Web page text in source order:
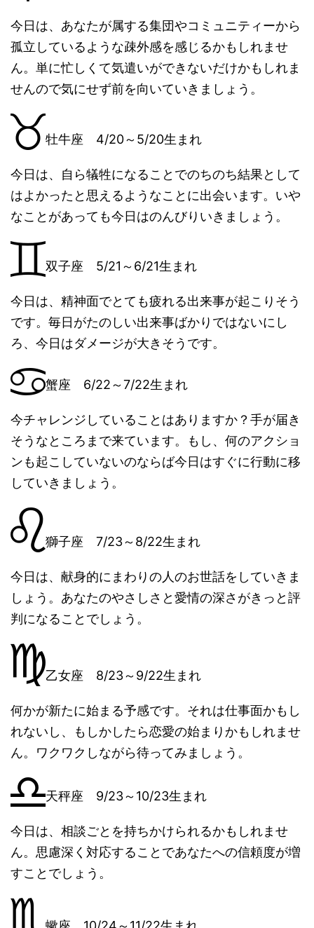
今日は、あなたが属する集団やコミュニティーから
孤立しているような疎外感を感じるかもしれませ
ん。単に忙しくて気遣いができないだけかもしれま
せんので気にせず前を向いていきましょう。
牡牛座 4/20～5/20生まれ
今日は、自ら犠牲になることでのちのち結果として
はよかったと思えるようなことに出会います。いや
なことがあっても今日はのんびりいきましょう。
双子座 5/21～6/21生まれ
今日は、精神面でとても疲れる出来事が起こりそう
です。毎日がたのしい出来事ばかりではないにし
ろ、今日はダメージが大きそうです。
蟹座 6/22～7/22生まれ
今チャレンジしていることはありますか？手が届き
そうなところまで来ています。もし、何のアクショ
ンも起こしていないのならば今日はすぐに行動に移
していきましょう。
獅子座 7/23～8/22生まれ
今日は、献身的にまわりの人のお世話をしていきま
しょう。あなたのやさしさと愛情の深さがきっと評
判になることでしょう。
乙女座 8/23～9/22生まれ
何かが新たに始まる予感です。それは仕事面かもし
れないし、もしかしたら恋愛の始まりかもしれませ
ん。ワクワクしながら待ってみましょう。
天秤座 9/23～10/23生まれ
今日は、相談ごとを持ちかけられるかもしれませ
ん。思慮深く対応することであなたへの信頼度が増
すことでしょう。